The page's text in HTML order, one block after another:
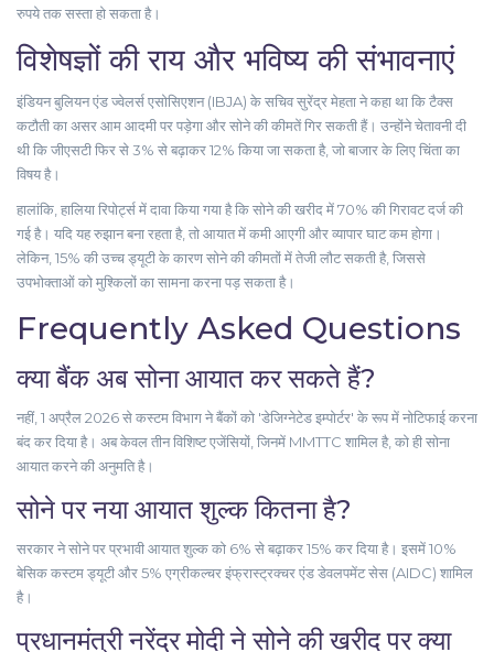
रुपये तक सस्ता हो सकता है।
विशेषज्ञों की राय और भविष्य की संभावनाएं
इंडियन बुलियन एंड ज्वेलर्स एसोसिएशन (IBJA) के सचिवसुरेंद्र मेहताने कहा था कि टैक्स
कटौती का असर आम आदमी पर पड़ेगा और सोने की कीमतें गिर सकती हैं। उन्होंने चेतावनी दी
थी कि जीएसटी फिर से 3% से बढ़ाकर 12% किया जा सकता है, जो बाजार के लिए चिंता का
विषय है।
हालांकि, हालिया रिपोर्ट्स में दावा किया गया है कि सोने की खरीद में 70% की गिरावट दर्ज की
गई है। यदि यह रुझान बना रहता है, तो आयात में कमी आएगी और व्यापार घाट कम होगा।
लेकिन, 15% की उच्च ड्यूटी के कारण सोने की कीमतों में तेजी लौट सकती है, जिससे
उपभोक्ताओं को मुश्किलों का सामना करना पड़ सकता है।
Frequently Asked Questions
क्या बैंक अब सोना आयात कर सकते हैं?
नहीं, 1 अप्रैल 2026 से कस्टम विभाग ने बैंकों को 'डेजिग्नेटेड इम्पोर्टर' के रूप में नोटिफाई करना
बंद कर दिया है। अब केवल तीन विशिष्ट एजेंसियों, जिनमें MMTTC शामिल है, को ही सोना
आयात करने की अनुमति है।
सोने पर नया आयात शुल्क कितना है?
सरकार ने सोने पर प्रभावी आयात शुल्क को 6% से बढ़ाकर 15% कर दिया है। इसमें 10%
बेसिक कस्टम ड्यूटी और 5% एग्रीकल्चर इंफ्रास्ट्रक्चर एंड डेवलपमेंट सेस (AIDC) शामिल
है।
प्रधानमंत्री नरेंद्र मोदी ने सोने की खरीद पर क्या